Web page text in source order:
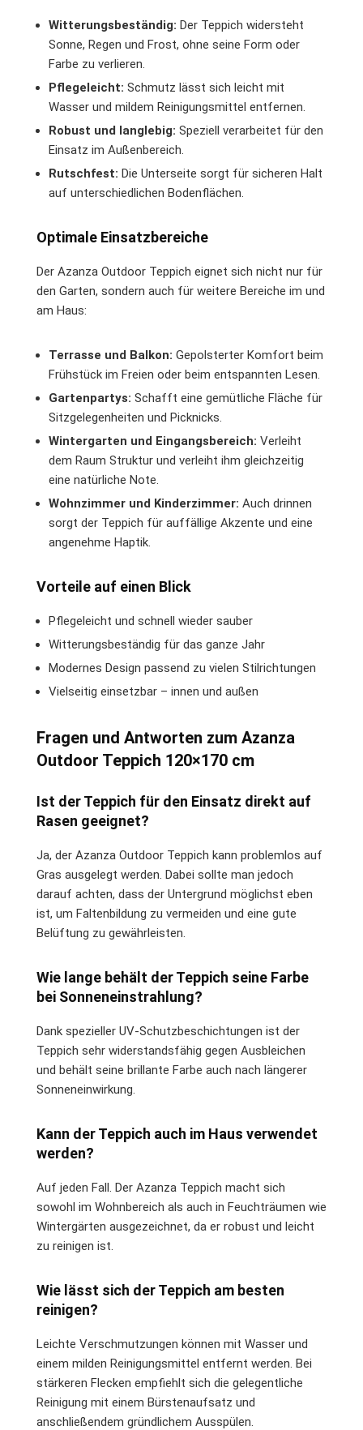
Witterungsbeständig: Der Teppich widersteht
Sonne, Regen und Frost, ohne seine Form oder
Farbe zu verlieren.
Pflegeleicht: Schmutz lässt sich leicht mit
Wasser und mildem Reinigungsmittel entfernen.
Robust und langlebig: Speziell verarbeitet für den
Einsatz im Außenbereich.
Rutschfest: Die Unterseite sorgt für sicheren Halt
auf unterschiedlichen Bodenflächen.
Optimale Einsatzbereiche
Der Azanza Outdoor Teppich eignet sich nicht nur für
den Garten, sondern auch für weitere Bereiche im und
am Haus:
Terrasse und Balkon: Gepolsterter Komfort beim
Frühstück im Freien oder beim entspannten Lesen.
Gartenpartys: Schafft eine gemütliche Fläche für
Sitzgelegenheiten und Picknicks.
Wintergarten und Eingangsbereich: Verleiht
dem Raum Struktur und verleiht ihm gleichzeitig
eine natürliche Note.
Wohnzimmer und Kinderzimmer: Auch drinnen
sorgt der Teppich für auffällige Akzente und eine
angenehme Haptik.
Vorteile auf einen Blick
Pflegeleicht und schnell wieder sauber
Witterungsbeständig für das ganze Jahr
Modernes Design passend zu vielen Stilrichtungen
Vielseitig einsetzbar – innen und außen
Fragen und Antworten zum Azanza
Outdoor Teppich 120×170 cm
Ist der Teppich für den Einsatz direkt auf
Rasen geeignet?
Ja, der Azanza Outdoor Teppich kann problemlos auf
Gras ausgelegt werden. Dabei sollte man jedoch
darauf achten, dass der Untergrund möglichst eben
ist, um Faltenbildung zu vermeiden und eine gute
Belüftung zu gewährleisten.
Wie lange behält der Teppich seine Farbe
bei Sonneneinstrahlung?
Dank spezieller UV-Schutzbeschichtungen ist der
Teppich sehr widerstandsfähig gegen Ausbleichen
und behält seine brillante Farbe auch nach längerer
Sonneneinwirkung.
Kann der Teppich auch im Haus verwendet
werden?
Auf jeden Fall. Der Azanza Teppich macht sich
sowohl im Wohnbereich als auch in Feuchträumen wie
Wintergärten ausgezeichnet, da er robust und leicht
zu reinigen ist.
Wie lässt sich der Teppich am besten
reinigen?
Leichte Verschmutzungen können mit Wasser und
einem milden Reinigungsmittel entfernt werden. Bei
stärkeren Flecken empfiehlt sich die gelegentliche
Reinigung mit einem Bürstenaufsatz und
anschließendem gründlichem Ausspülen.